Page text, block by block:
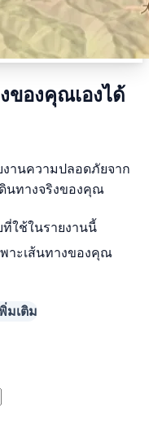
ของคุณเองได้
านความปลอดภัยจาก
นทางจริงของคุณ
ใช้ในรายงานนี้
าะเส้นทางของคุณ
มเติม